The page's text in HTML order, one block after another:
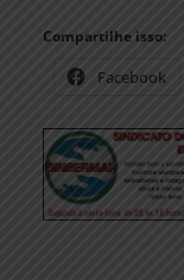
Compartilhe isso:
Facebook